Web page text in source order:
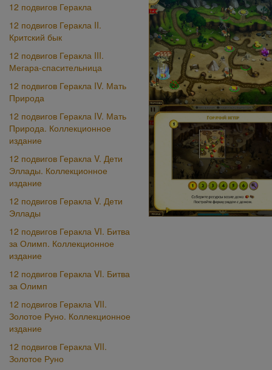
12 подвигов Геракла
12 подвигов Геракла II.
Критский бык
12 подвигов Геракла III.
Мегара-спасительница
12 подвигов Геракла IV. Мать
Природа
12 подвигов Геракла IV. Мать
Природа. Коллекционное
издание
12 подвигов Геракла V. Дети
Эллады. Коллекционное
издание
12 подвигов Геракла V. Дети
Эллады
12 подвигов Геракла VI. Битва
за Олимп. Коллекционное
издание
12 подвигов Геракла VI. Битва
за Олимп
12 подвигов Геракла VII.
Золотое Руно. Коллекционное
издание
12 подвигов Геракла VII.
Золотое Руно